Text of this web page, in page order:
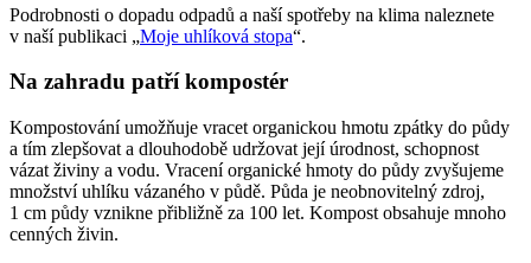
Podrobnosti o dopadu odpadů a naší spotřeby na klima naleznete
v naší publikaci „Moje uhlíková stopa“.
Na zahradu patří kompostér
Kompostování umožňuje vracet organickou hmotu zpátky do půdy
a tím zlepšovat a dlouhodobě udržovat její úrodnost, schopnost
vázat živiny a vodu. Vracení organické hmoty do půdy zvyšujeme
množství uhlíku vázaného v půdě. Půda je neobnovitelný zdroj,
1 cm půdy vznikne přibližně za 100 let. Kompost obsahuje mnoho
cenných živin.